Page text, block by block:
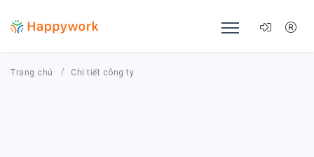
Trang chủ Chi tiết công ty